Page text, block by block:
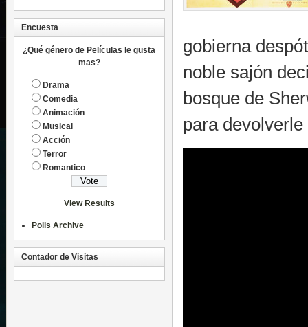
gobierna
noble sajón
bosque de
para
Encuesta
¿Qué género de Películas le gusta
mas?
Drama
Comedia
Animación
Musical
Acción
Terror
Romantico
View Results
Polls Archive
Contador de Visitas